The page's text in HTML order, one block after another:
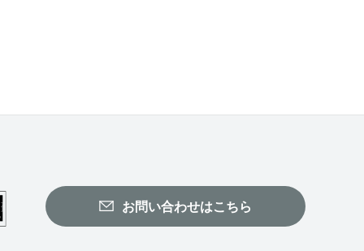
お問い合わせはこちら